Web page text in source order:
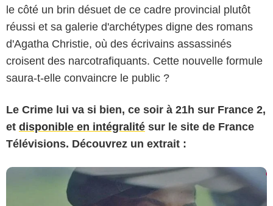
le côté un brin désuet de ce cadre provincial plutôt
réussi et sa galerie d'archétypes digne des romans
d'Agatha Christie, où des écrivains assassinés
croisent des narcotrafiquants. Cette nouvelle formule
saura-t-elle convaincre le public ?
Le Crime lui va si bien, ce soir à 21h sur France 2,
et disponible en intégralité sur le site de France
Télévisions. Découvrez un extrait :